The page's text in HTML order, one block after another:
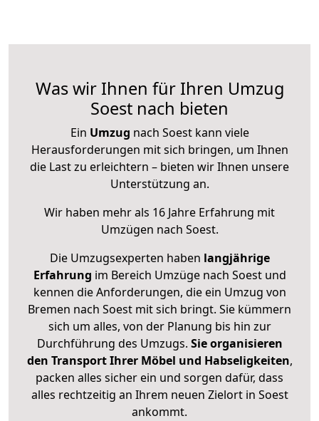
Was wir Ihnen für Ihren Umzug
Soest nach bieten
Ein Umzug nach Soest kann viele
Herausforderungen mit sich bringen, um Ihnen
die Last zu erleichtern – bieten wir Ihnen unsere
Unterstützung an.
Wir haben mehr als 16 Jahre Erfahrung mit
Umzügen nach Soest.
Die Umzugsexperten haben langjährige
Erfahrung im Bereich Umzüge nach Soest und
kennen die Anforderungen, die ein Umzug von
Bremen nach Soest mit sich bringt. Sie kümmern
sich um alles, von der Planung bis hin zur
Durchführung des Umzugs. Sie organisieren
den Transport Ihrer Möbel und Habseligkeiten,
packen alles sicher ein und sorgen dafür, dass
alles rechtzeitig an Ihrem neuen Zielort in Soest
ankommt.